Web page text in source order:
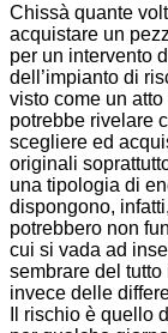
Chissà quante
acquistare un
per un intervento
dell’impianto di
visto come un
potrebbe rivelare
scegliere ed
originali
una tipologia di
dispongono,
potrebbero non
cui si vada ad
sembrare del
invece delle
Il rischio è quello